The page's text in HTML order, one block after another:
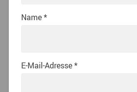
Name*
E-Mail-Adresse*